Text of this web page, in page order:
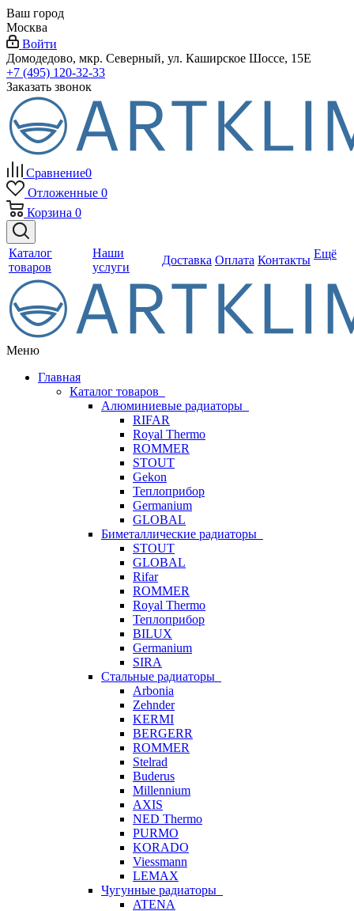
Ваш город
Москва
Войти
Домодедово, мкр. Северный, ул. Каширское Шоссе, 15Е
+7 (495) 120-32-33
Заказать звонок
Сравнение0
Отложенные 0
Корзина 0
Каталог
товаров
Наши
услуги
Доставка Оплата Контакты Ещё
Меню
Главная
Каталог товаров
Алюминиевые радиаторы
RIFAR
Royal Thermo
ROMMER
STOUT
Gekon
Теплоприбор
Germanium
GLOBAL
Биметаллические радиаторы
STOUT
GLOBAL
Rifar
ROMMER
Royal Thermo
Теплоприбор
BILUX
Germanium
SIRA
Стальные радиаторы
Arbonia
Zehnder
KERMI
BERGERR
ROMMER
Stelrad
Buderus
Millennium
AXIS
NED Thermo
PURMO
KORADO
Viessmann
LEMAX
Чугунные радиаторы
ATENA